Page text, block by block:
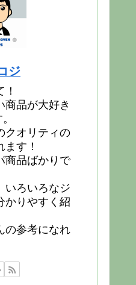
ジ
商品が大好き
クオリティの
す！
商品ばかりで
いろいろなジ
かりやすく紹
の参考になれ